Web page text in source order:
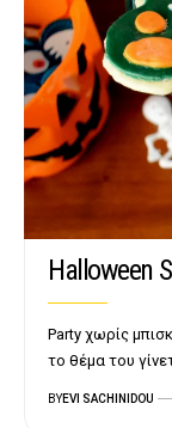
Halloween
Party χωρίς
το θέμα του
BYEVI SACHINIDOU